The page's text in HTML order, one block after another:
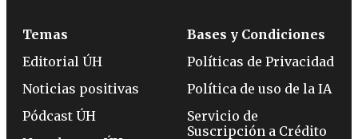
Temas
Editorial ÚH
Noticias positivas
Pódcast ÚH
Bases y Condiciones
Políticas de Privacidad
Política de uso de la IA
Servicio de
Suscripción a Crédito